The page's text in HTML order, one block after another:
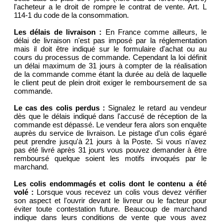
l'acheteur a le droit de rompre le contrat de vente. Art. L
114-1 du code de la consommation.
Les délais de livraison : En France comme ailleurs, le
délai de livraison n'est pas imposé par la réglementation
mais il doit être indiqué sur le formulaire d'achat ou au
cours du processus de commande. Cependant la loi définit
un délai maximum de 31 jours à compter de la réalisation
de la commande comme étant la durée au delà de laquelle
le client peut de plein droit exiger le remboursement de sa
commande.
Le cas des colis perdus : Signalez le retard au vendeur
dès que le délais indiqué dans l'accusé de réception de la
commande est dépassé. Le vendeur fera alors son enquête
auprès du service de livraison. Le pistage d'un colis égaré
peut prendre jusqu'à 21 jours à la Poste. Si vous n'avez
pas été livré après 31 jours vous pouvez demander à être
remboursé quelque soient les motifs invoqués par le
marchand.
Les colis endommagés et colis dont le contenu a été
volé : Lorsque vous recevez un colis vous devez vérifier
son aspect et l'ouvrir devant le livreur ou le facteur pour
éviter toute contestation future. Beaucoup de marchand
indique dans leurs conditions de vente que vous avez